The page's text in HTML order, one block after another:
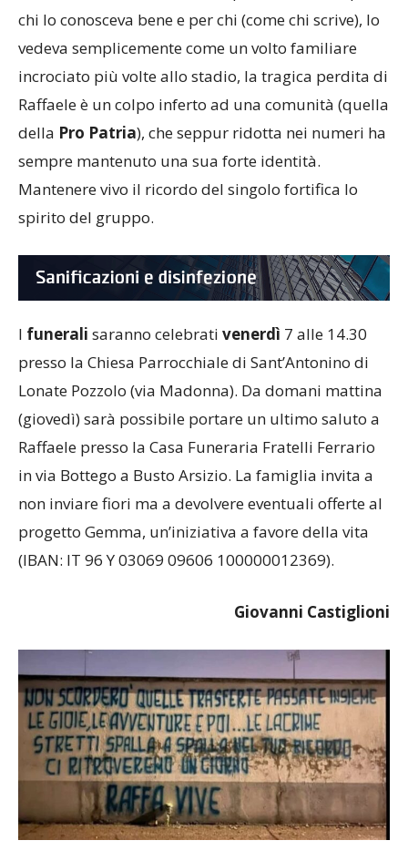
chi lo conosceva bene e per chi (come chi scrive), lo
vedeva semplicemente come un volto familiare
incrociato più volte allo stadio, la tragica perdita di
Raffaele è un colpo inferto ad una comunità (quella
della Pro Patria), che seppur ridotta nei numeri ha
sempre mantenuto una sua forte identità.
Mantenere vivo il ricordo del singolo fortifica lo
spirito del gruppo.
I funerali saranno celebrati venerdì 7 alle 14.30
presso la Chiesa Parrocchiale di Sant’Antonino di
Lonate Pozzolo (via Madonna). Da domani mattina
(giovedì) sarà possibile portare un ultimo saluto a
Raffaele presso la Casa Funeraria Fratelli Ferrario
in via Bottego a Busto Arsizio. La famiglia invita a
non inviare fiori ma a devolvere eventuali offerte al
progetto Gemma, un’iniziativa a favore della vita
(IBAN: IT 96 Y 03069 09606 100000012369).
Giovanni Castiglioni